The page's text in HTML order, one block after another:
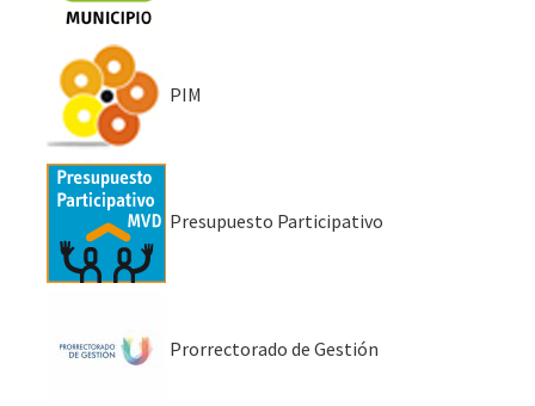
PIM
Presupuesto Participativo
Prorrectorado de Gestión